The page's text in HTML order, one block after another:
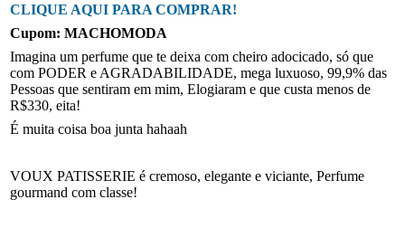
CLIQUE AQUI PARA COMPRAR!
Cupom: MACHOMODA
Imagina um perfume que te deixa com cheiro adocicado, só que
com PODER e AGRADABILIDADE, mega luxuoso, 99,9% das
Pessoas que sentiram em mim, Elogiaram e que custa menos de
R$330, eita!
É muita coisa boa junta hahaah
VOUX PATISSERIE é cremoso, elegante e viciante, Perfume
gourmand com classe!